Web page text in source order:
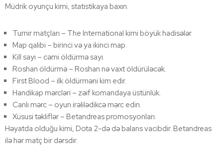
Müdrik oyunçu kimi, statistikaya baxın.
Turnir matçları – The International kimi böyük hadisələr.
Map qalibi – birinci və ya ikinci map.
Kill sayı – cəmi öldürmə sayı.
Roshan öldürmə – Roshan nə vaxt öldürüləcək.
First Blood – ilk öldürməni kim edir.
Handikap mərcləri – zəif komandaya üstünlük.
Canlı mərc – oyun irəlilədikcə mərc edin.
Xüsusi təkliflər – Betandreas promosyonları.
Həyatda olduğu kimi, Dota 2-də də balans vacibdir. Betandreas
ilə hər matç bir dərsdir.